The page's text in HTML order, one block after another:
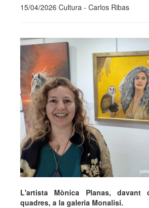
15/04/2026 Cultura - Carlos Ribas
L'artista Mònica Planas,
quadres, a la galeria Monalisi.